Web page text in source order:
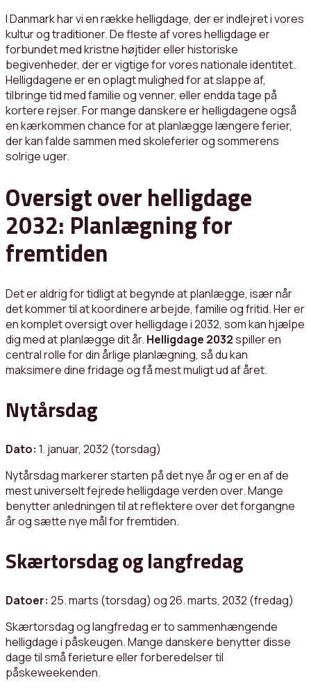
I Danmark har vi en række helligdage, der er indlejret i vores
kultur og traditioner. De fleste af vores helligdage er
forbundet med kristne højtider eller historiske
begivenheder, der er vigtige for vores nationale identitet.
Helligdagene er en oplagt mulighed for at slappe af,
tilbringe tid med familie og venner, eller endda tage på
kortere rejser. For mange danskere er helligdagene også
en kærkommen chance for at planlægge længere ferier,
der kan falde sammen med skoleferier og sommerens
solrige uger.
Oversigt over helligdage
2032: Planlægning for
fremtiden
Det er aldrig for tidligt at begynde at planlægge, især når
det kommer til at koordinere arbejde, familie og fritid. Her er
en komplet oversigt over helligdage i 2032, som kan hjælpe
dig med at planlægge dit år. Helligdage 2032spiller en
central rolle for din årlige planlægning, så du kan
maksimere dine fridage og få mest muligt ud af året.
Nytårsdag
Dato: 1. januar, 2032 (torsdag)
Nytårsdag markerer starten på det nye år og er en af de
mest universelt fejrede helligdage verden over. Mange
benytter anledningen til at reflektere over det forgangne
år og sætte nye mål for fremtiden.
Skærtorsdag og langfredag
Datoer: 25. marts (torsdag) og 26. marts, 2032 (fredag)
Skærtorsdag og langfredag er to sammenhængende
helligdage i påskeugen. Mange danskere benytter disse
dage til små ferieture eller forberedelser til
påskeweekenden.